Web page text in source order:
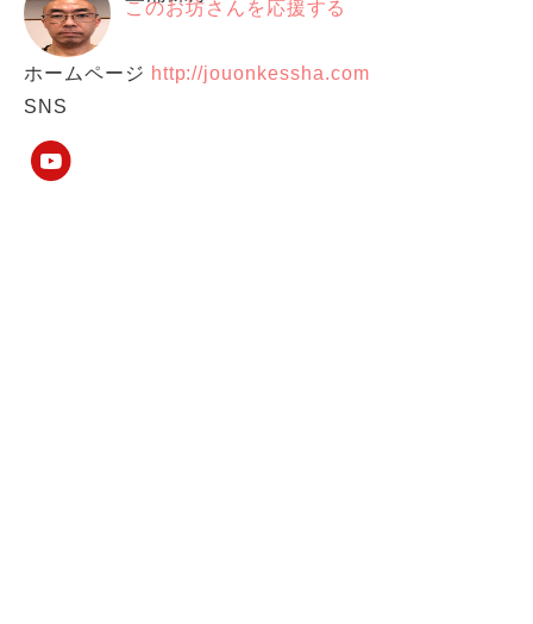
このお坊さんを応援する
ホームページ http://jouonkessha.com
SNS